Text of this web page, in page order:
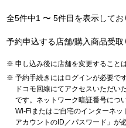
全5件中1 〜 5件目を表示して
予約申込する店舗/購入商品受取
申し込み後に店舗を変更すること
予約手続きにはログインが必要です
ドコモ回線にてアクセスいただい
です。ネットワーク暗証番号につ
Wi-Fiまたはご自宅のインターネ
アカウントのID／パスワード」が